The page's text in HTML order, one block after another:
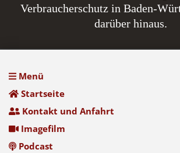
Verbraucherschutz in Baden-
darüber hinaus.
Menü
Startseite
Kontakt und Anfahrt
Imagefilm
Podcast